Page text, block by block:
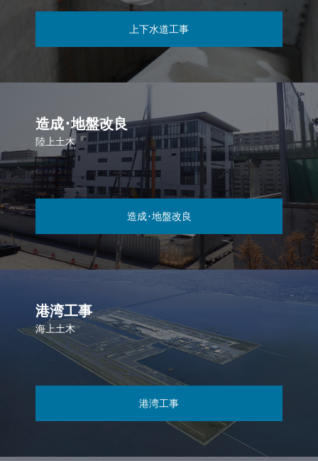
上下水道工事
造成･地盤改良
陸上土木
造成･地盤改良
港湾工事
海上土木
港湾工事